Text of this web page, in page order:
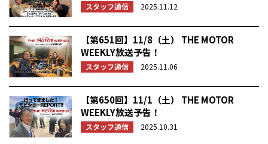
スタッフ通信 2025.11.12
【第651回】11/8（土） THE MOTOR
WEEKLY放送予告！
スタッフ通信 2025.11.06
【第650回】11/1（土） THE MOTOR
WEEKLY放送予告！
スタッフ通信 2025.10.31